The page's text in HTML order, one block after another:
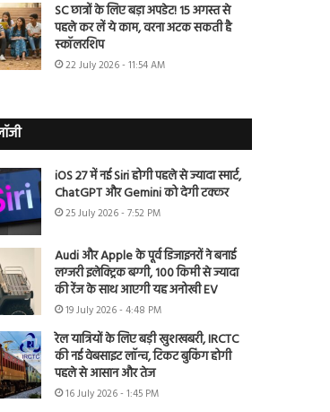
SC छात्रों के लिए बड़ा अपडेट! 15 अगस्त से
पहले कर लें ये काम, वरना अटक सकती है
स्कॉलरशिप
22 July 2026 - 11:54 AM
iOS 27 में नई Siri होगी पहले से ज्यादा स्मार्ट,
ChatGPT और Gemini को देगी टक्कर
25 July 2026 - 7:52 PM
Audi और Apple के पूर्व डिजाइनरों ने बनाई
लग्जरी इलेक्ट्रिक बग्गी, 100 किमी से ज्यादा
की रेंज के साथ आएगी यह अनोखी EV
19 July 2026 - 4:48 PM
रेल यात्रियों के लिए बड़ी खुशखबरी, IRCTC
की नई वेबसाइट लॉन्च, टिकट बुकिंग होगी
पहले से आसान और तेज
16 July 2026 - 1:45 PM